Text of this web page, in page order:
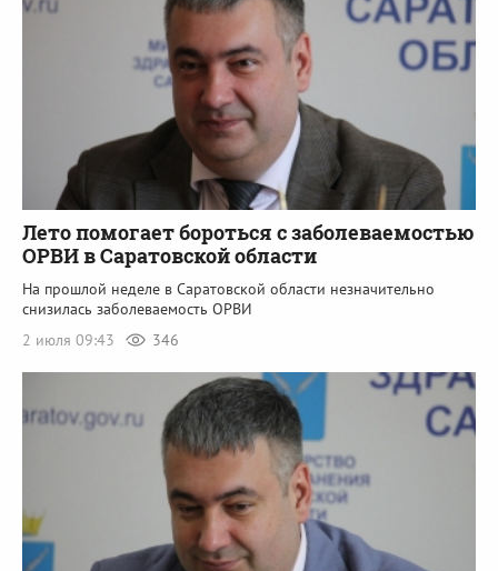
Лето помогает бороться с заболеваемостью
ОРВИ в Саратовской области
На прошлой неделе в Саратовской области незначительно
снизилась заболеваемость ОРВИ
2 июля 09:43
346